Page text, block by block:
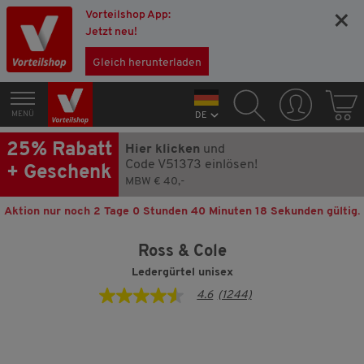
Vorteilshop App:
Jetzt neu!
Gleich herunterladen
×
MENÜ DE
25% Rabatt
+ Geschenk
Hier klicken und
Code V51373 einlösen!
MBW € 40,-
Aktion nur noch 2 Tage 0 Stunden 40 Minuten 17 Sekundengültig.
Ross & Cole
Ledergürtel unisex
4.6
4.6 (1244)